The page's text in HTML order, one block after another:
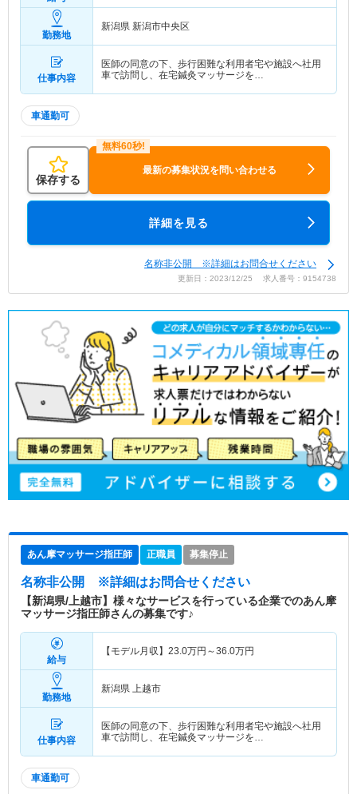
勤務地
新潟県 新潟市中央区
仕事内容
医師の同意の下、歩行困難な利用者宅や施設へ社用
車で訪問し、在宅鍼灸マッサージを…
車通勤可
保存する
最新の募集状況を問い合わせる
詳細を見る
名称非公開 ※詳細はお問合せください
更新日：2023/12/25 求人番号：9154738
あん摩マッサージ指圧師 正職員 募集停止
名称非公開 ※詳細はお問合せください
【新潟県/上越市】様々なサービスを行っている企業でのあん摩
マッサージ指圧師さんの募集です♪
給与
【モデル月収】 23.0万円～36.0万円
勤務地
新潟県 上越市
仕事内容
医師の同意の下、歩行困難な利用者宅や施設へ社用
車で訪問し、在宅鍼灸マッサージを…
車通勤可